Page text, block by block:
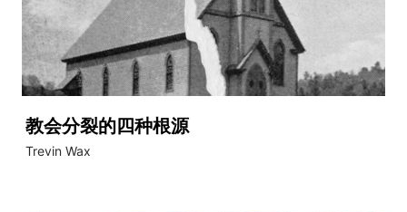
教会分裂的四种根源
Trevin Wax